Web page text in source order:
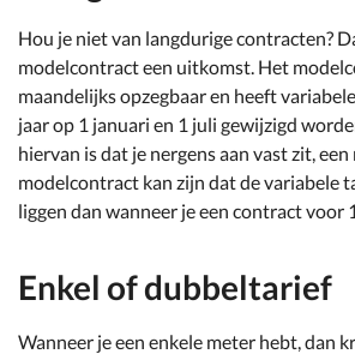
Hou je niet van langdurige contracten?
modelcontract een uitkomst. Het
maandelijks opzegbaar en heeft
jaar op 1 januari en 1 juli gewijzigd
hiervan is dat je nergens aan vast zit,
modelcontract kan zijn dat de variabele
liggen dan wanneer je een contract voor
Enkel of dubbeltarief
Wanneer je een enkele meter hebt, dan